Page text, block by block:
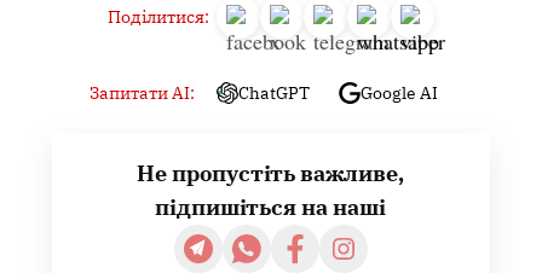
Поділитися:
Запитати AI: ChatGPT Google AI
Не пропустіть важливе,
підпишіться на наші